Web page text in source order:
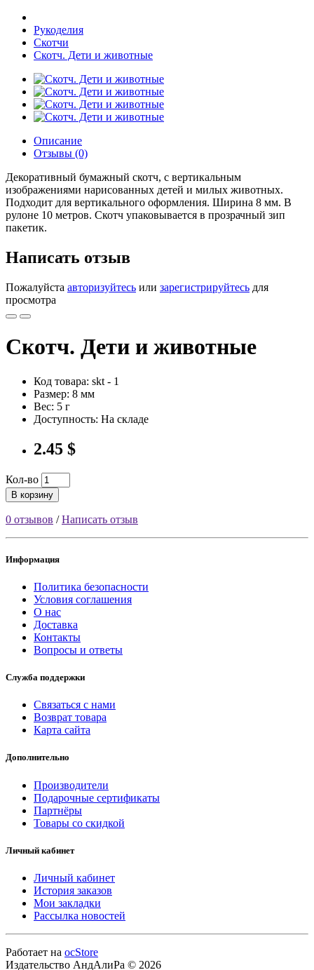
Рукоделия
Скотчи
Скотч. Дети и животные
Описание
Отзывы (0)
Декоративный бумажный скотч, с вертикальным
изображениями нарисованных детей и милых животных.
Подходит для вертикального оформления. Ширина 8 мм. В
рулоне 10 метров. Скотч упаковывается в прозрачный зип
пакетик.
Написать отзыв
Пожалуйста авторизуйтесь или зарегистрируйтесь для
просмотра
Скотч. Дети и животные
Код товара: skt - 1
Размер: 8 мм
Вес: 5 г
Доступность: На складе
2.45 $
Кол-во
В корзину
0 отзывов /Написать отзыв
Информация
Политика безопасности
Условия соглашения
О нас
Доставка
Контакты
Вопросы и ответы
Служба поддержки
Связаться с нами
Возврат товара
Карта сайта
Дополнительно
Производители
Подарочные сертификаты
Партнёры
Товары со скидкой
Личный кабинет
Личный кабинет
История заказов
Мои закладки
Рассылка новостей
Работает на ocStore
Издательство АндАлиРа © 2026